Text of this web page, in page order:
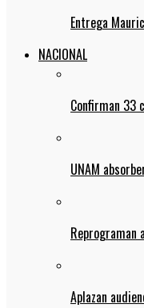
Entrega
NACIONAL
Confirman 33
UNAM
Reprograman
Aplazan